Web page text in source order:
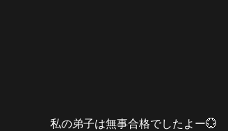
私の弟子は無事合格でしたよー💮